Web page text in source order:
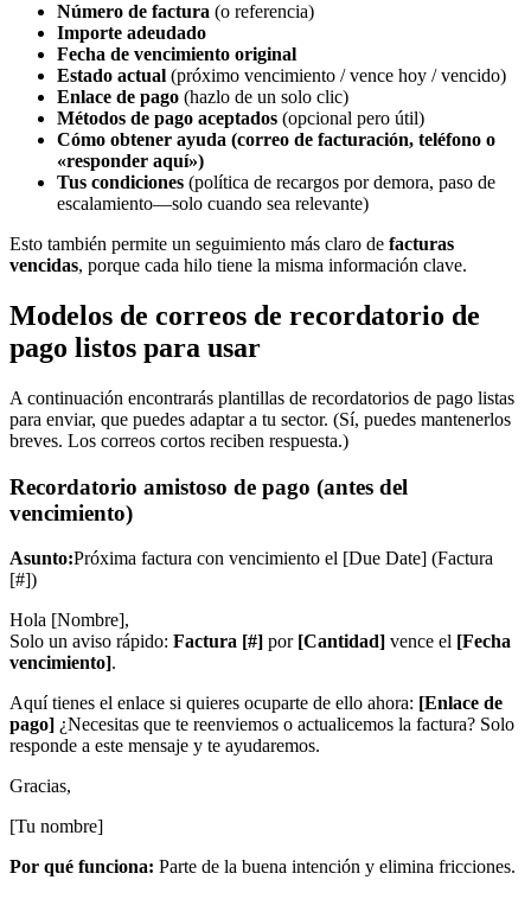
Número de factura (o referencia)
Importe adeudado
Fecha de vencimiento original
Estado actual (próximo vencimiento / vence hoy / vencido)
Enlace de pago (hazlo de un solo clic)
Métodos de pago aceptados (opcional pero útil)
Cómo obtener ayuda (correo de facturación, teléfono o
«responder aquí»)
Tus condiciones (política de recargos por demora, paso de
escalamiento—solo cuando sea relevante)
Esto también permite un seguimiento más claro de facturas
vencidas, porque cada hilo tiene la misma información clave.
Modelos de correos de recordatorio de
pago listos para usar
A continuación encontrarás plantillas de recordatorios de pago listas
para enviar, que puedes adaptar a tu sector. (Sí, puedes mantenerlos
breves. Los correos cortos reciben respuesta.)
Recordatorio amistoso de pago (antes del
vencimiento)
Asunto:Próxima factura con vencimiento el [Due Date] (Factura
[#])
Hola [Nombre],
Solo un aviso rápido: Factura [#] por [Cantidad] vence el [Fecha
vencimiento].
Aquí tienes el enlace si quieres ocuparte de ello ahora: [Enlace de
pago] ¿Necesitas que te reenviemos o actualicemos la factura? Solo
responde a este mensaje y te ayudaremos.
Gracias,
[Tu nombre]
Por qué funciona: Parte de la buena intención y elimina fricciones.